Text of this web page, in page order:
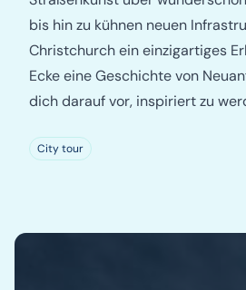
bis hin zu kühnen neuen
Christchurch ein einzigartiges
Ecke eine Geschichte von
dich darauf vor, inspiriert zu
City tour